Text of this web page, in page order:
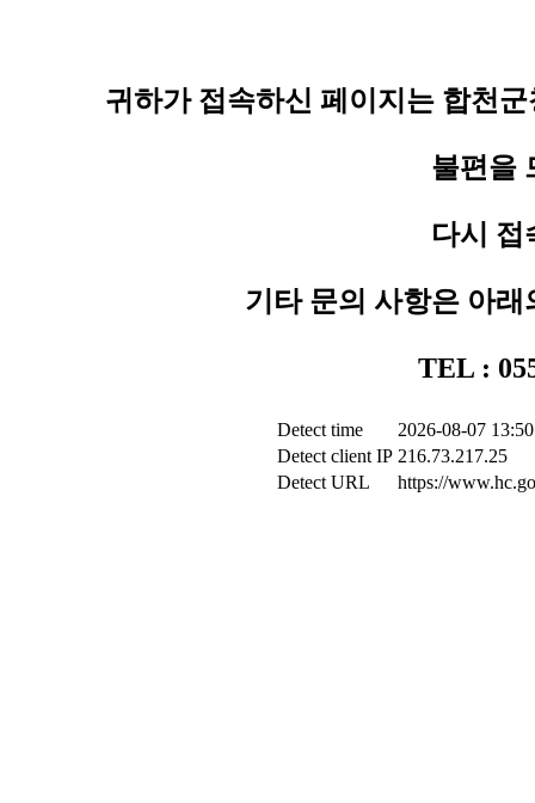
귀하가 접속하신 페이지는 합천
불편을
다시 접
기타 문의 사항은 아
TEL :
Detect time
2026-08-07
Detect client IP 216.73.217.25
Detect URL
https://